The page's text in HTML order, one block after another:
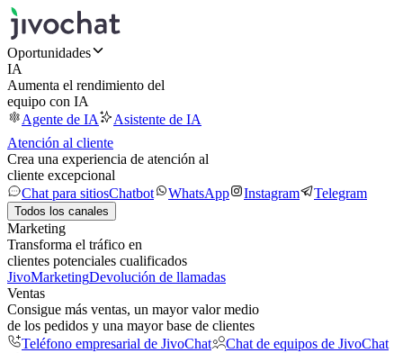
Oportunidades
IA
Aumenta el rendimiento del
equipo con IA
Agente de IA
Asistente de IA
Atención al cliente
Crea una experiencia de atención al
cliente excepcional
Chat para sitiosChatbot WhatsApp Instagram Telegram
Todos los canales
Marketing
Transforma el tráfico en
clientes potenciales cualificados
JivoMarketingDevolución de llamadas
Ventas
Consigue más ventas, un mayor valor medio
de los pedidos y una mayor base de clientes
Teléfono empresarial de JivoChat
Chat de equipos de JivoChat